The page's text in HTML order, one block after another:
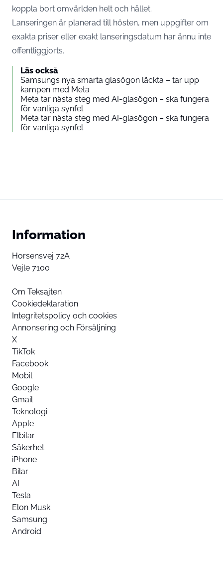
koppla bort omvärlden helt och hållet.
Lanseringen är planerad till hösten, men uppgifter om
exakta priser eller exakt lanseringsdatum har ännu inte
offentliggjorts.
Läs också
Samsungs nya smarta glasögon läckta – tar upp
kampen med Meta
Meta tar nästa steg med AI-glasögon – ska fungera
för vanliga synfel
Meta tar nästa steg med AI-glasögon – ska fungera
för vanliga synfel
Information
Horsensvej 72A
Vejle 7100
Om Teksajten
Cookiedeklaration
Integritetspolicy och cookies
Annonsering och Försäljning
X
TikTok
Facebook
Mobil
Google
Gmail
Teknologi
Apple
Elbilar
Säkerhet
iPhone
Bilar
AI
Tesla
Elon Musk
Samsung
Android